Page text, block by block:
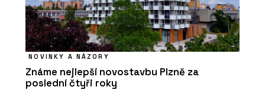
NOVINKY A NÁZORY
Známe nejlepší novostavbu Plzně za
poslední čtyři roky